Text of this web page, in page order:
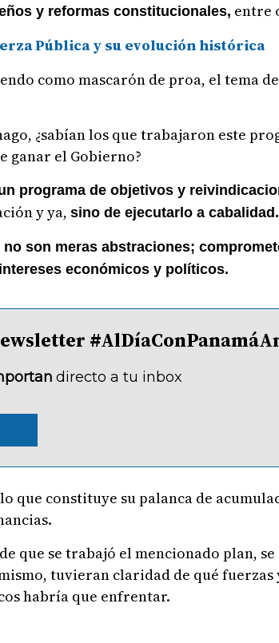
y reformas constitucionales, entre
Pública y su evolución histórica
como mascarón de proa, el tema
¿sabían los que trabajaron este
ganar el Gobierno?
programa de objetivos y
y ya, sino de ejecutarlo a cabalidad.
no son meras abstraciones;
económicos y políticos.
directo a tu inbox
que constituye su palanca de
que se trabajó el mencionado plan,
tuvieran claridad de qué fuerzas
habría que enfrentar.